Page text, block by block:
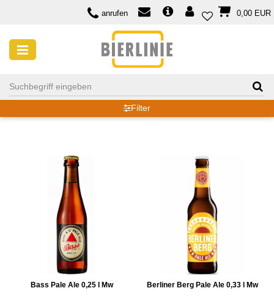
anrufen 0,00 EUR
PALE ALE
Filter
Bass Pale Ale 0,25 l Mw Berliner Berg Pale Ale 0,33 l Mw